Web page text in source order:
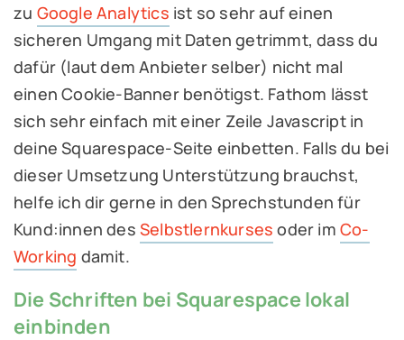
zu Google Analytics ist so sehr auf einen
sicheren Umgang mit Daten getrimmt, dass du
dafür (laut dem Anbieter selber) nicht mal
einen Cookie-Banner benötigst. Fathom lässt
sich sehr einfach mit einer Zeile Javascript in
deine Squarespace-Seite einbetten. Falls du bei
dieser Umsetzung Unterstützung brauchst,
helfe ich dir gerne in den Sprechstunden für
Kund:innen des Selbstlernkurses oder imCo-
Working damit.
Die Schriften bei Squarespace lokal
einbinden